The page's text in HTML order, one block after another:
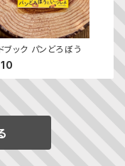
ブック パンどろぼう